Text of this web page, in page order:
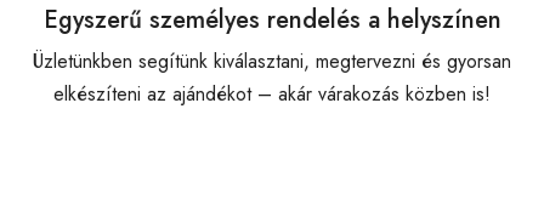
Egyszerű személyes rendelés a helyszínen
Üzletünkben segítünk kiválasztani, megtervezni és gyorsan
elkészíteni az ajándékot – akár várakozás közben is!